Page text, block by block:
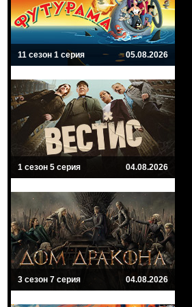
11 сезон 1 серия 05.08.2026
1 сезон 5 серия 04.08.2026
3 сезон 7 серия 04.08.2026